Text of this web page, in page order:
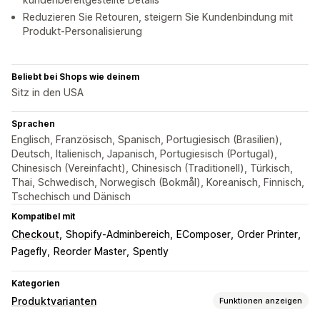
Reduzieren Sie Retouren, steigern Sie Kundenbindung mit
Produkt-Personalisierung
Beliebt bei Shops wie deinem
Sitz in den USA
Sprachen
Englisch, Französisch, Spanisch, Portugiesisch (Brasilien),
Deutsch, Italienisch, Japanisch, Portugiesisch (Portugal),
Chinesisch (Vereinfacht), Chinesisch (Traditionell), Türkisch,
Thai, Schwedisch, Norwegisch (Bokmål), Koreanisch, Finnisch,
Tschechisch und Dänisch
Kompatibel mit
Checkout Shopify-Adminbereich EComposer Order Printer
Pagefly
Reorder Master Spently
Kategorien
Produktvarianten Funktionen anzeigen